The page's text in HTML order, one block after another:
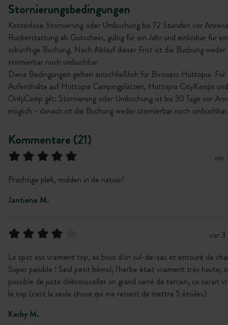
Stornierungsbedingungen
Kostenlose Stornierung oder Umbuchung bis 72 Stunden vor
Rückerstattung als Gutschein, gültig für ein Jahr und einlösbar für
zukünftige Buchung. Nach Ablauf dieser Frist ist die Buchung weder
stornierbar noch umbuchbar.
Diese Bedingungen gelten ausschließlich für Bivouacs Huttopia. Für
Aufenthalte auf Huttopia Campingplätzen, Huttopia CityKamps und
OnlyCamp gilt: Stornierung oder Umbuchung ist bis 30 Tage vor
möglich - danach ist die Buchung weder stornierbar noch
Kommentare (21)
vor
Prachtige plek, midden in de natuur!
Jantiene M.
vor 3
Le spot est vraiment top, au bout d'un cul-de-sac et entouré de
Super paisible ! Seul petit bémol, l'herbe était vraiment très haute,
possible de juste débroussailler un grand carré de terrain, ce serait
le top (c'est la seule chose qui me retient de mettre 5 étoiles)
Kerby M.